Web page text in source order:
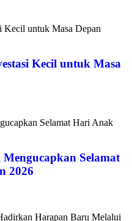
Kecil untuk Masa
Selamat
2026